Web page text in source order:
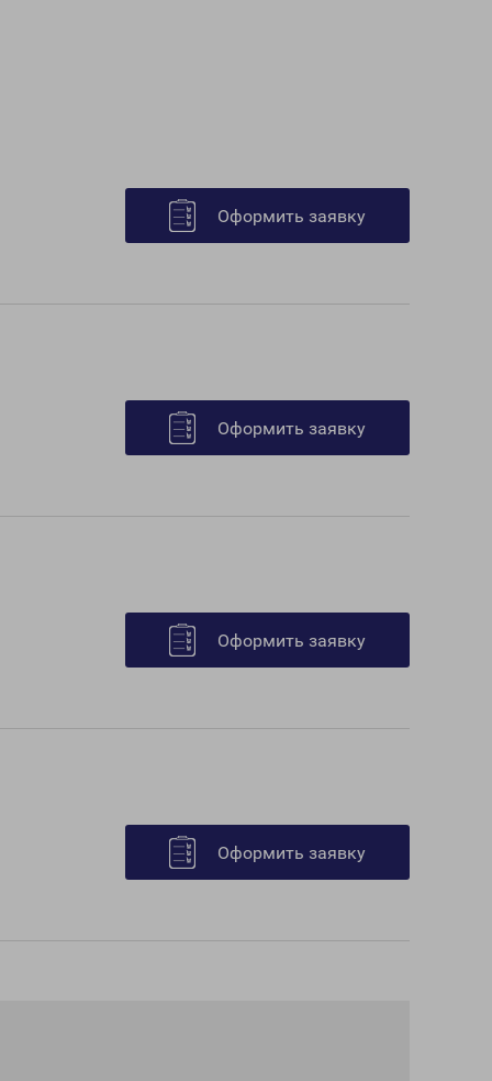
Оформить заявку
Оформить заявку
Оформить заявку
Оформить заявку